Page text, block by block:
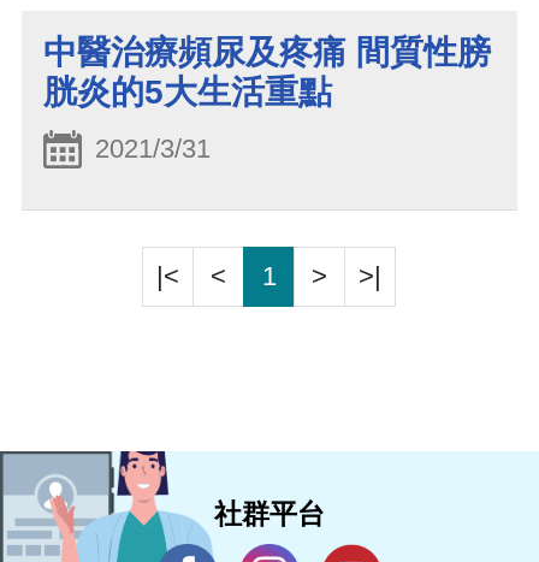
中醫治療頻尿及疼痛 間質性膀
胱炎的5大生活重點
2021/3/31
|< < 1 > >|
社群平台